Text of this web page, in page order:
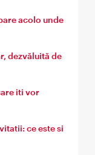
acolo unde
dezvăluită de
iti vor
ce este si